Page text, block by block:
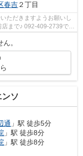
春吉２丁目
ただきますようお願いし
まで♪ 092-409-2739で
。
ソ
通 」駅 徒歩5分
」駅 徒歩8分
」駅 徒歩8分